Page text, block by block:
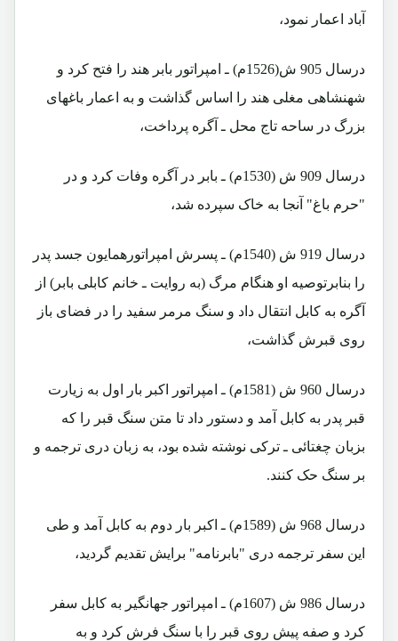
آباد اعمار نمود،
درسال 905 ش(1526م) ـ امپراتور بابر هند را فتح کرد و
شهنشاهی مغلی هند را اساس گذاشت و به اعمار باغهای
بزرگ در ساحه تاج محل ـ آگره پرداخت،
درسال 909 ش (1530م) ـ بابر در آگره وفات کرد و در
"حرم باغ" آنجا به خاک سپرده شد،
درسال 919 ش (1540م) ـ پسرش امپراتورهمایون جسد پدر
را بنابرتوصیه او هنگام مرگ (به روایت ـ خانم کابلی بابر) از
آگره به کابل انتقال داد و سنگ مرمر سفید را در فضای باز
روی قبرش گذاشت،
درسال 960 ش (1581م) ـ امپراتور اکبر بار اول به زیارت
قبر پدر به کابل آمد و دستور داد تا متن سنگ قبر را که
بزبان چغتائی ـ ترکی نوشته شده بود، به زبان دری ترجمه و
بر سنگ حک کنند.
درسال 968 ش (1589م) ـ اکبر بار دوم به کابل آمد و طی
این سفر ترجمه دری "بابرنامه" برایش تقدیم گردید،
درسال 986 ش (1607م) ـ امپراتور جهانگیر به کابل سفر
کرد و صفه پیش روی قبر را با سنگ فرش کرد و به